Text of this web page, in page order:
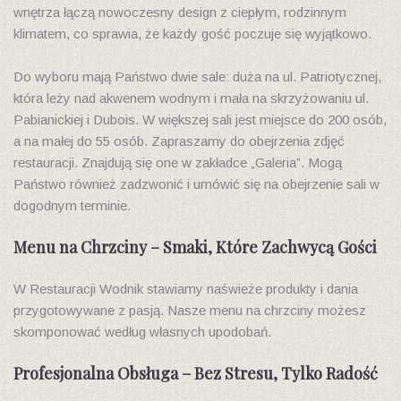
wnętrza łączą nowoczesny design z ciepłym, rodzinnym
klimatem, co sprawia, że każdy gość poczuje się wyjątkowo.
Do wyboru mają Państwo dwie sale: duża na ul. Patriotycznej,
która leży nad akwenem wodnym i mała na skrzyżowaniu ul.
Pabianickiej i Dubois. W większej sali jest miejsce do 200 osób,
a na małej do 55 osób. Zapraszamy do obejrzenia zdjęć
restauracji. Znajdują się one w zakładce „Galeria”. Mogą
Państwo również zadzwonić i umówić się na obejrzenie sali w
dogodnym terminie.
Menu na Chrzciny – Smaki, Które Zachwycą Gości
W Restauracji Wodnik stawiamy naświeże produkty i dania
przygotowywane z pasją. Nasze menu na chrzciny możesz
skomponować według własnych upodobań.
Profesjonalna Obsługa – Bez Stresu, Tylko Radość